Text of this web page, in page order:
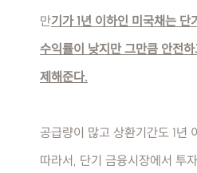
만기가 1년 이하인 미국채는
수익률이 낮지만 그만큼 안전
제해준다.
공급량이 많고 상환기간도 1년
따라서, 단기 금융시장에서 투